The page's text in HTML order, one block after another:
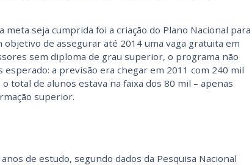
meta seja cumprida foi a criação do Plano Nacional para
objetivo de assegurar até 2014 uma vaga gratuita em
sem diploma de grau superior, o programa não
a previsão era chegar em 2011 com 240 mil
total de alunos estava na faixa dos 80 mil – apenas
superior.
de estudo, segundo dados da Pesquisa Nacional